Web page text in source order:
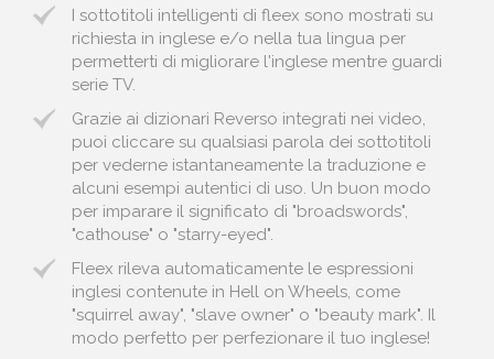
I sottotitoli intelligenti di fleex sono mostrati su
richiesta in inglese e/o nella tua lingua per
permetterti di migliorare l'inglese mentre guardi
serie TV.
Grazie ai dizionari Reverso integrati nei video,
puoi cliccare su qualsiasi parola dei sottotitoli
per vederne istantaneamente la traduzione e
alcuni esempi autentici di uso. Un buon modo
per imparare il significato di "broadswords",
"cathouse" o "starry-eyed".
Fleex rileva automaticamente le espressioni
inglesi contenute in Hell on Wheels, come
"squirrel away", "slave owner" o "beauty mark". Il
modo perfetto per perfezionare il tuo inglese!